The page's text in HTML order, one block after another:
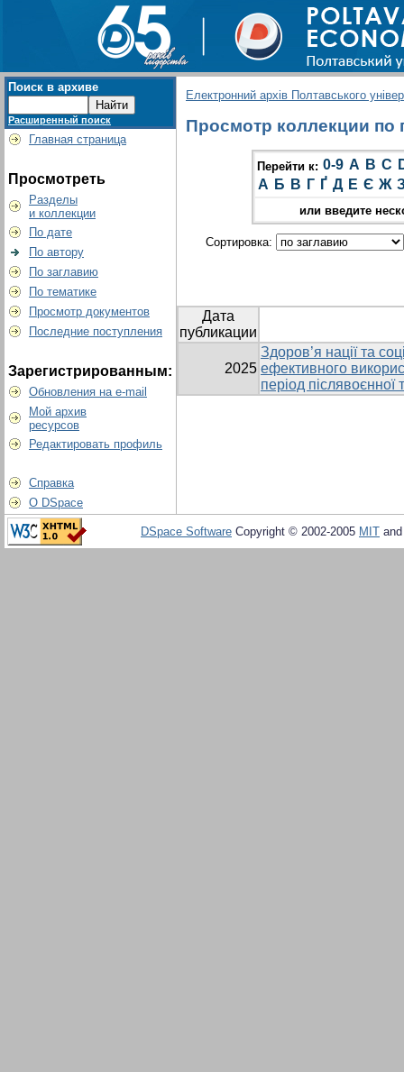
Поиск в архиве
Расширенный поиск
Главная страница
Просмотреть
Разделы
и коллекции
По дате
По автору
По заглавию
По тематике
Просмотр документов
Последние поступления
Зарегистрированным:
Обновления на e-mail
Мой архив
ресурсов
Редактировать профиль
Справка
О DSpace
Електронний архів Полтавського
Просмотр коллекции по
Перейти к: 0-9 A B C
А Б В Г Ґ Д Е Є Ж
или введите
Сортировка:
Дата
публикации
2025
Здоров’я нації та
ефективного
період післявоєнної
DSpace Software Copyright © 2002-2005 MIT